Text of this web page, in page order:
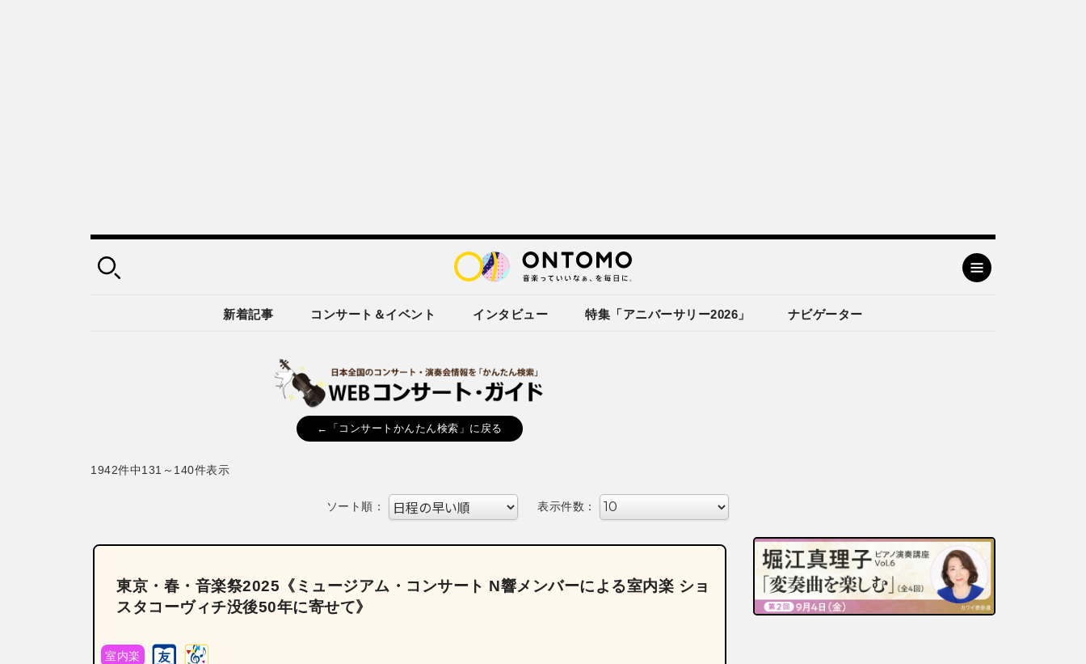
新着記事 コンサート＆イベント インタビュー 特集「アニバーサリー2026」 ナビゲーター
←「コンサートかんたん検索」に戻る
1942件中131～140件表示
ソート順： 表示件数：
東京・春・音楽祭2025《ミュージアム・コンサート N響メンバーによる室内楽 ショ
スタコーヴィチ没後50年に寄せて》
室内楽